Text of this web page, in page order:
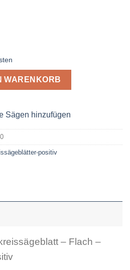
350 x 3,4 x 30 Z= 84 FT pos.
WARENKORB
Sägen hinzufügen
positiv
– Flach –